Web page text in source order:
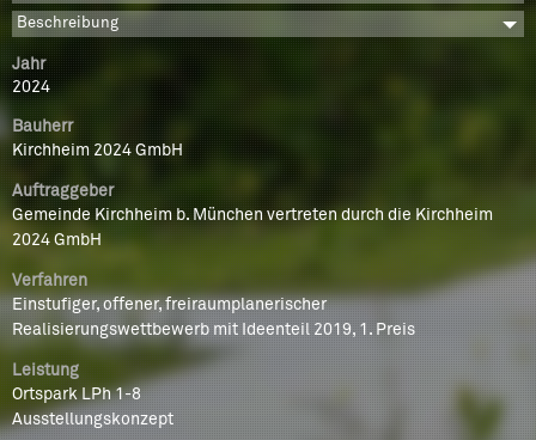
Beschreibung
Jahr
2024
Bauherr
Kirchheim 2024 GmbH
Auftraggeber
Gemeinde Kirchheim b. München vertreten durch die Kirchheim
2024 GmbH
Verfahren
Einstufiger, offener, freiraumplanerischer
Realisierungswettbewerb mit Ideenteil 2019, 1. Preis
Leistung
Ortspark LPh 1-8
Ausstellungskonzept